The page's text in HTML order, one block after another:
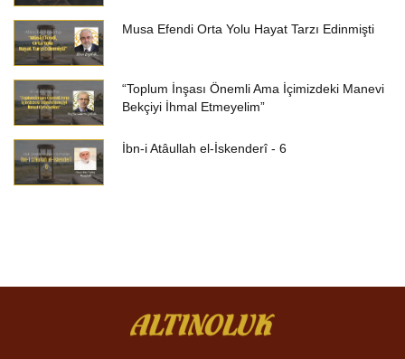
Musa Efendi Orta Yolu Hayat Tarzı Edinmişti
“Toplum İnşası Önemli Ama İçimizdeki Manevi
Bekçiyi İhmal Etmeyelim”
İbn-i Atâullah el-İskenderî - 6